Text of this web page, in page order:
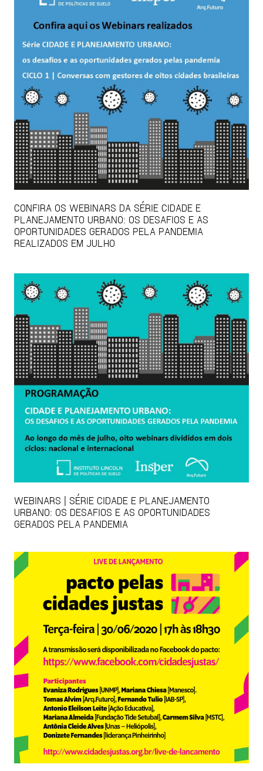
CONFIRA OS WEBINARS DA SÉRIE CIDADE E
PLANEJAMENTO URBANO: OS DESAFIOS E AS
OPORTUNIDADES GERADOS PELA PANDEMIA
REALIZADOS EM JULHO
WEBINARS | SÉRIE CIDADE E PLANEJAMENTO
URBANO: OS DESAFIOS E AS OPORTUNIDADES
GERADOS PELA PANDEMIA